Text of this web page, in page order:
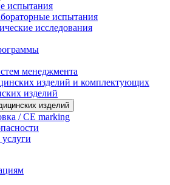
испытания
испытания
исследования
менеджмента
изделий и комплектующих
изделий
изделий
/ CE marking